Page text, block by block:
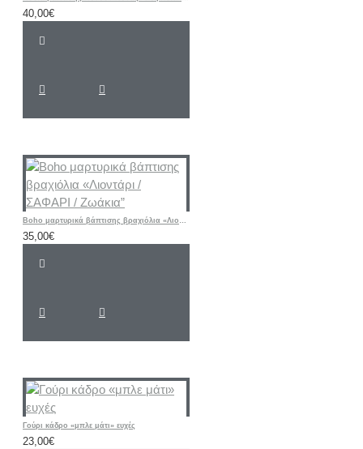
40,00€
Boho μαρτυρικά βάπτισης βραχιόλια «Λιοντάρι / ΣΑΦΑΡΙ / Ζωάκια”
35,00€
Γούρι κάδρο «μπλε μάτι» ευχές
23,00€